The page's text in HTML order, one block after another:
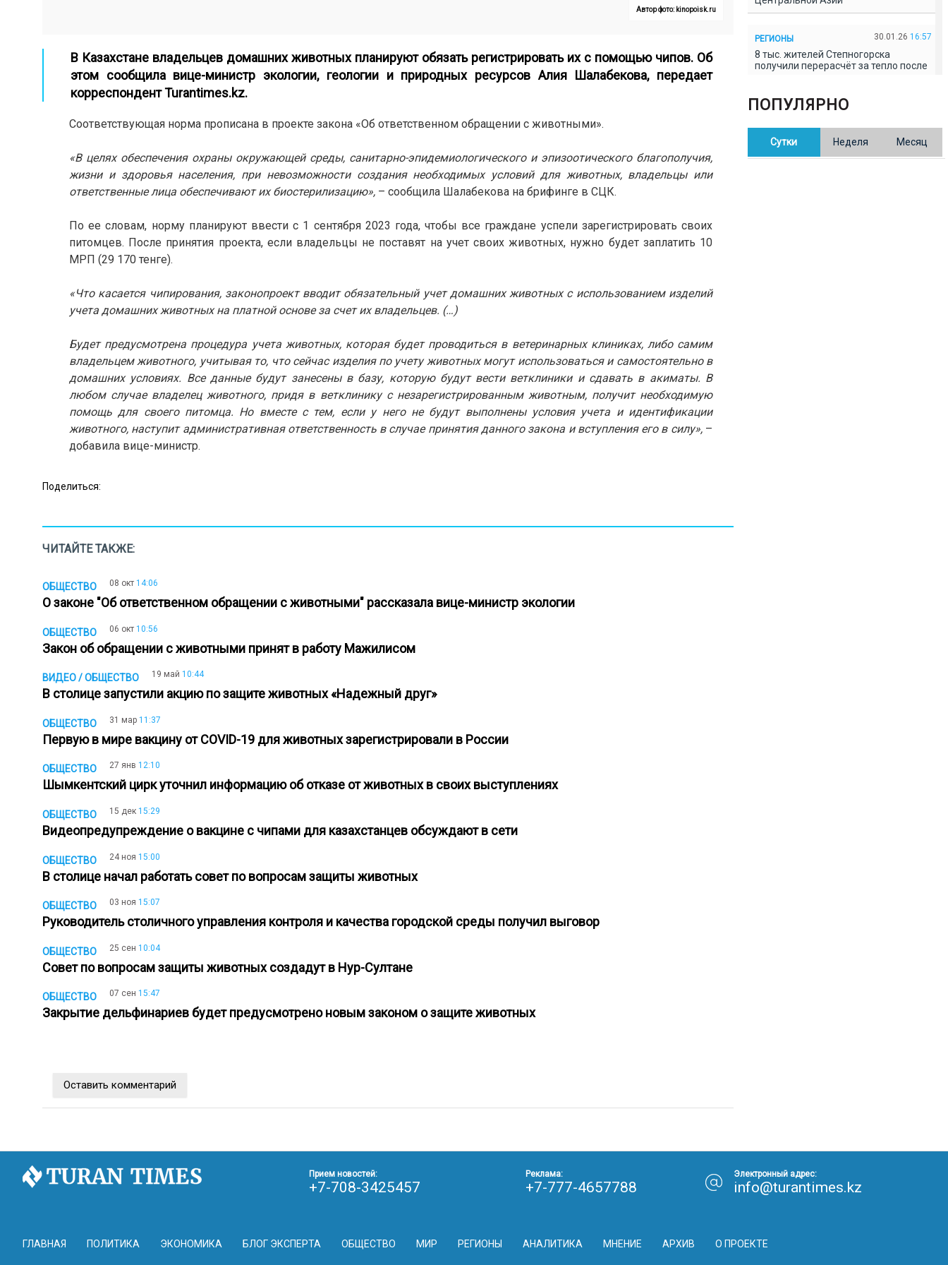
Автор фото: kinopoisk.ru
В Казахстане владельцев домашних животных планируют обязать регистрировать их с помощью чипов. Об
этом сообщила вице-министр экологии, геологии и природных ресурсов Алия Шалабекова, передает
корреспондентTurantimes.kz.
Соответствующая норма прописана в проекте закона «Об ответственном обращении с животными».
«В целях обеспечения охраны окружающей среды, санитарно-эпидемиологического и эпизоотического благополучия,
жизни и здоровья населения, при невозможности создания необходимых условий для животных, владельцы или
ответственные лица обеспечивают их биостерилизацию», – сообщила Шалабекова на брифинге в СЦК.
По ее словам, норму планируют ввести с 1 сентября 2023 года, чтобы все граждане успели зарегистрировать своих
питомцев. После принятия проекта, если владельцы не поставят на учет своих животных, нужно будет заплатить 10
МРП (29 170 тенге).
«Что касается чипирования, законопроект вводит обязательный учет домашних животных с использованием изделий
учета домашних животных на платной основе за счет их владельцев. (…)
Будет предусмотрена процедура учета животных, которая будет проводиться в ветеринарных клиниках, либо самим
владельцем животного, учитывая то, что сейчас изделия по учету животных могут использоваться и самостоятельно в
домашних условиях. Все данные будут занесены в базу, которую будут вести ветклиники и сдавать в акиматы. В
любом случае владелец животного, придя в ветклинику с незарегистрированным животным, получит необходимую
помощь для своего питомца. Но вместе с тем, если у него не будут выполнены условия учета и идентификации
животного, наступит административная ответственность в случае принятия данного закона и вступления его в силу»,–
добавила вице-министр.
Поделиться:
ЧИТАЙТЕ ТАКЖЕ:
ОБЩЕСТВО 08 окт 14:06
О законе "Об ответственном обращении с животными" рассказала вице-министр экологии
ОБЩЕСТВО 06 окт 10:56
Закон об обращении с животными принят в работу Мажилисом
ВИДЕО / ОБЩЕСТВО 19 май 10:44
В столице запустили акцию по защите животных «Надежный друг»
ОБЩЕСТВО 31 мар 11:37
Первую в мире вакцину от COVID-19 для животных зарегистрировали в России
ОБЩЕСТВО 27 янв 12:10
Шымкентский цирк уточнил информацию об отказе от животных в своих выступлениях
ОБЩЕСТВО 15 дек 15:29
Видеопредупреждение о вакцине с чипами для казахстанцев обсуждают в сети
ОБЩЕСТВО 24 ноя 15:00
В столице начал работать совет по вопросам защиты животных
ОБЩЕСТВО 03 ноя 15:07
Руководитель столичного управления контроля и качества городской среды получил выговор
ОБЩЕСТВО 25 сен 10:04
Совет по вопросам защиты животных создадут в Нур-Султане
ОБЩЕСТВО 07 сен 15:47
Закрытие дельфинариев будет предусмотрено новым законом о защите животных
Оставить комментарий
РЕГИОНЫ 30.01.26 16:57
8 тыс. жителей Степногорска
получили перерасчёт за тепло после
В Казахстане готовят новую
редакцию Конституции: меняется
ПОПУЛЯРНО
Сутки Неделя Месяц
ГЛАВНАЯ ПОЛИТИКА ЭКОНОМИКА БЛОГ ЭКСПЕРТА ОБЩЕСТВО МИР РЕГИОНЫ АНАЛИТИКА МНЕНИЕ АРХИВ О ПРОЕКТЕ
Прием новостей:
+7-708-3425457
Реклама:
+7-777-4657788
Электронный адрес:
info@turantimes.kz